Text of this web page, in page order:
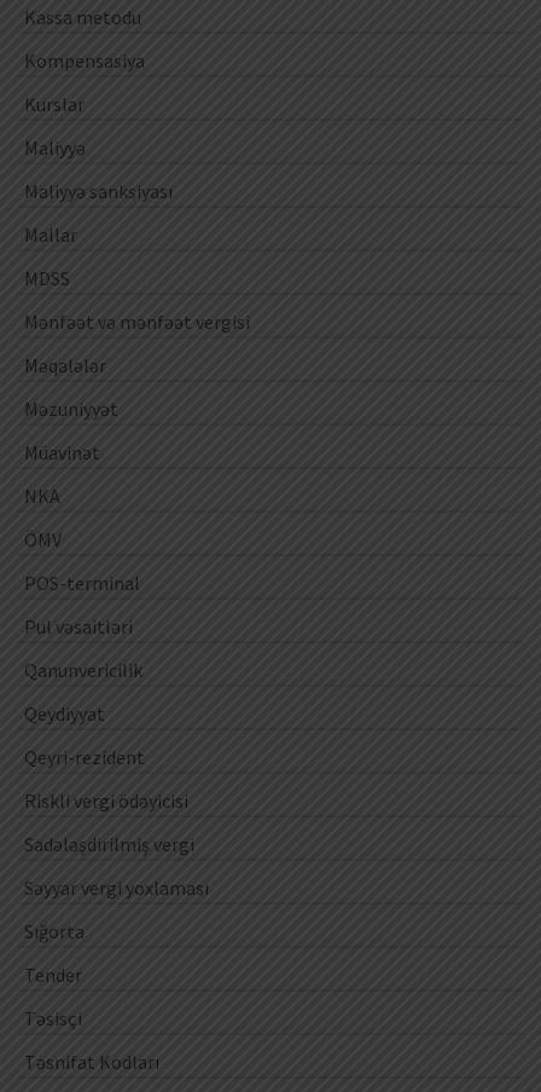
Kassa metodu
Kompensasiya
Kurslar
Maliyyə
Maliyyə sanksiyası
Mallar
MDSS
Mənfəət və mənfəət vergisi
Məqalələr
Məzuniyyət
Müavinət
NKA
ÖMV
POS-terminal
Pul vəsaitləri
Qanunvericilik
Qeydiyyat
Qeyri-rezident
Riskli vergi ödəyicisi
Sadələşdirilmiş vergi
Səyyar vergi yoxlaması
Sığorta
Tender
Təsisçi
Təsnifat Kodları